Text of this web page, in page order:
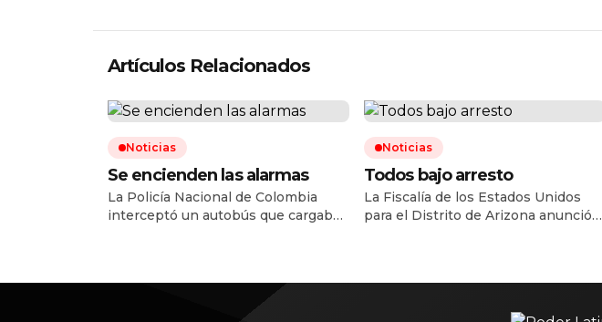
Artículos Relacionados
Noticias
Se encienden las alarmas
La Policía Nacional de Colombia
interceptó un autobús que cargaba
las autoridades, permitió frustrar un
Noticias
Todos bajo arresto
La Fiscalía de los Estados Unidos
para el Distrito de Arizona anunció
20 ciudadanos estadunidenses y un